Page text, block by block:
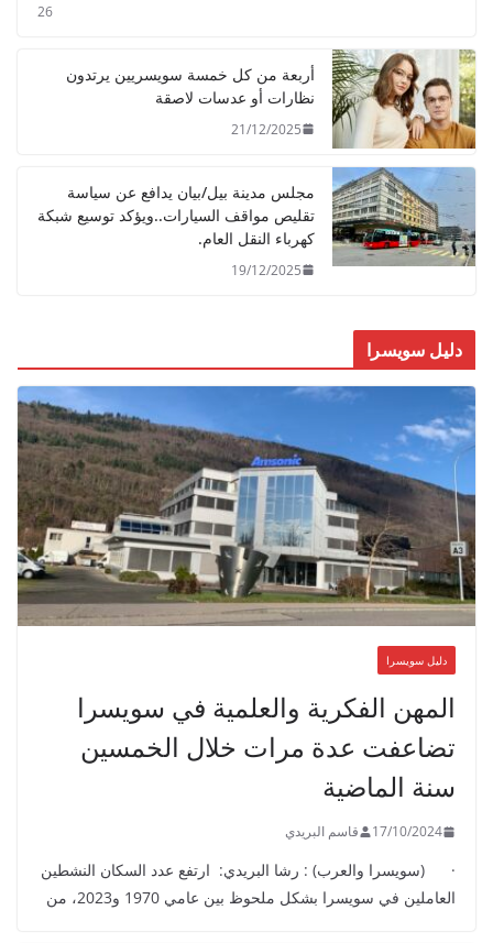
26
أربعة من كل خمسة سويسريين يرتدون
نظارات أو عدسات لاصقة
21/12/2025
مجلس مدينة بيل/بيان يدافع عن سياسة
تقليص مواقف السيارات..ويؤكد توسيع شبكة
كهرباء النقل العام.
19/12/2025
دليل سويسرا
دليل سويسرا
المهن الفكرية والعلمية في سويسرا
تضاعفت عدة مرات خلال الخمسين
سنة الماضية
17/10/2024 قاسم البريدي
· (سويسرا والعرب) : رشا البريدي: ارتفع عدد السكان النشطين
العاملين في سويسرا بشكل ملحوظ بين عامي 1970 و2023، من